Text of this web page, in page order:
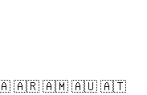
🇦🇷 🇦🇲 🇦🇺 🇦🇹